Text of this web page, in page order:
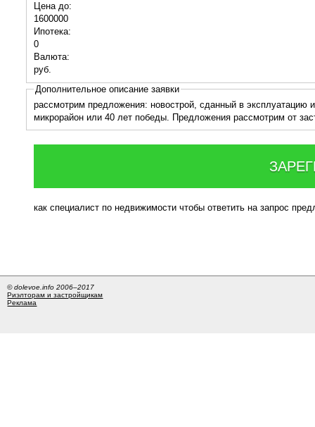
Цена до:
1600000
Ипотека:
0
Валюта:
руб.
Дополнительное описание заявки
рассмотрим предложения: новострой, сданный в эксплуатацию
микрорайон или 40 лет победы. Предложения рассмотрим от
как специалист по недвижимости чтобы ответить на запрос
© dolevoe.info 2006–2017
Риэлторам и застройщикам
Реклама